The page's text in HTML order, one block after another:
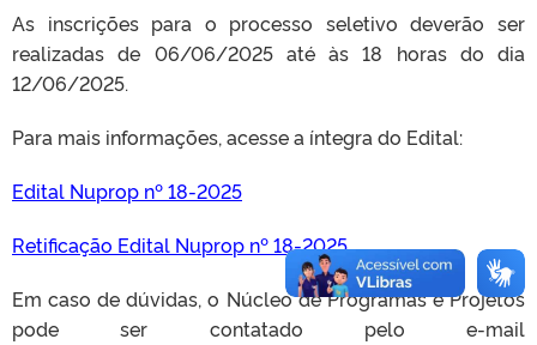
As inscrições para o processo seletivo deverão ser
realizadas de 06/06/2025 até às 18 horas do dia
12/06/2025.
Para mais informações, acesse a íntegra do Edital:
Edital Nuprop nº 18-2025
Retificação Edital Nuprop nº 18-2025
Em caso de dúvidas, o Núcleo de Programas e Projetos
pode ser contatado pelo e-mail